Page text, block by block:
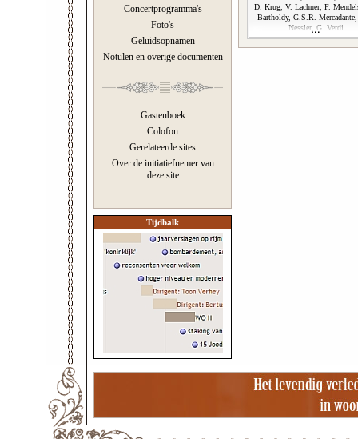
Concertprogramma's
Foto's
Geluidsopnamen
Notulen en overige documenten
Gastenboek
Colofon
Gerelateerde sites
Over de initiatiefnemer van
deze site
Tijdbalk
D. Krug, V. Lachner, F.
Bartholdy, G.S.R.
Nessler, G. Verdi